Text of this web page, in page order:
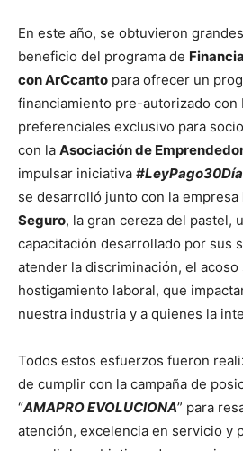
En este año, se obtuvieron
beneficio del programa de
con ArCcanto para ofrecer un
financiamiento pre-autorizado con
preferenciales exclusivo para
con la Asociación de
impulsar iniciativa
se desarrolló junto con la empresa
Seguro, la gran cereza del pastel,
capacitación desarrollado por sus
atender la discriminación, el acoso
hostigamiento laboral, que
nuestra industria y a quienes la
Todos estos esfuerzos fueron
de cumplir con la campaña de
“AMAPRO EVOLUCIONA” para
atención, excelencia en servicio y